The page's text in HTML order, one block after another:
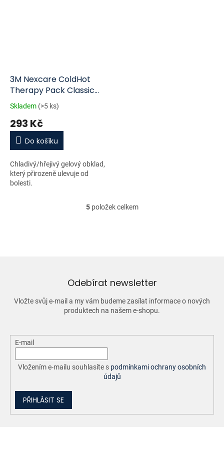
3M Nexcare ColdHot
Therapy Pack Classic
11x26cm
Skladem (>5 ks)
293 Kč
Do košíku
Chladivý/hřejivý gelový obklad,
který přirozeně ulevuje od
bolesti.
O
p
r
v
k
v
i
s
u
5položek celkem
Odebírat newsletter
Vložte svůj e-mail a my vám budeme zasílat informace o nových
produktech na našem e-shopu.
E-mail
Vložením e-mailu souhlasíte s podmínkami ochrany osobních
údajů
PŘIHLÁSIT SE